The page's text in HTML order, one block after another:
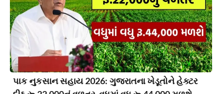
પાક નુકસાન સહાય 2026: ગુજરાતના ખેડૂતોને હેક્ટર